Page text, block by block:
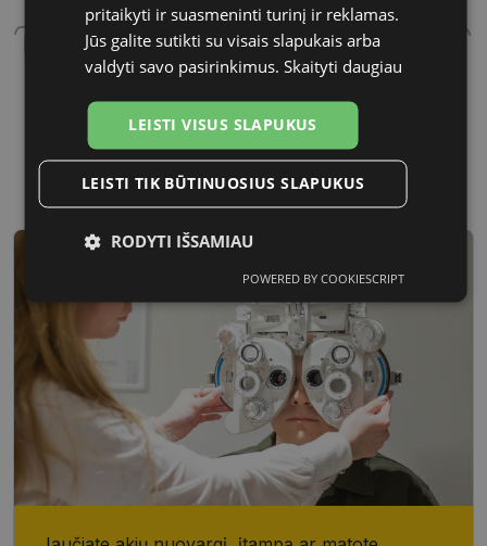
Lęšio plotis, mm
21 mm
Tarpnosės plotis, mm
pritaikyti ir suasmeninti turinį ir reklamas.
Jūs galite sutikti su visais slapukais arba
valdyti savo pasirinkimus. Skaityti daugiau
LEISTI VISUS SLAPUKUS
LEISTI TIK BŪTINUOSIUS SLAPUKUS
RODYTI IŠSAMIAU
slapukai
Statistikos
slapukai
Rinkodaros
slapukai
Funkciniai
slapukai
Neklasifikuoti
slapukai
POWERED BY COOKIESCRIPT